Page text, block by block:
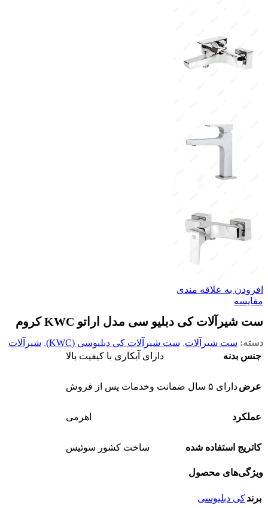
افزودن به علاقه مندی
مقایسه
ست شیرآلات کی دبلیو سی مدل اراتو KWC کروم
دسته: ست شیرآلات, ست شیرآلات کی دبلیوسی (KWC) , شیرآلات
جنس بدنه
دارای آبکاری با کیفیت بالا
عرضدارای ۵ سال ضمانت وخدمات پس از فروش
عملکرد اهرمی
کاتریج استفاده شده ساخت کشور سوئیس
ویژگی‌های محصول
برندکی دبلیوسی